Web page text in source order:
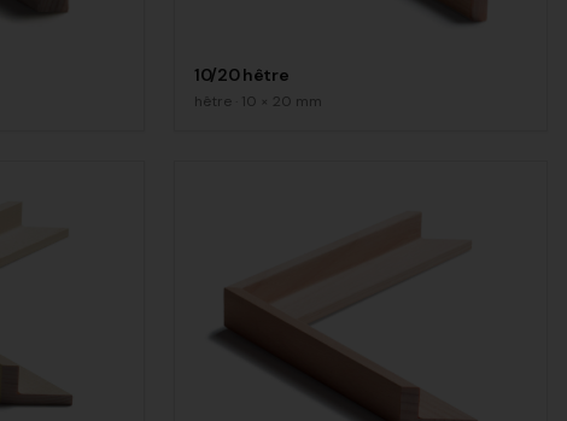
10/20 hêtre
hêtre 10 × 20 mm